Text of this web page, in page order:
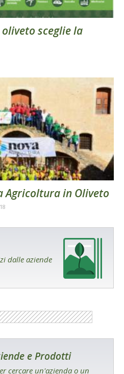
sceglie la
Agricoltura in Oliveto
dalle aziende
e Prodotti
cercare un'azienda o un